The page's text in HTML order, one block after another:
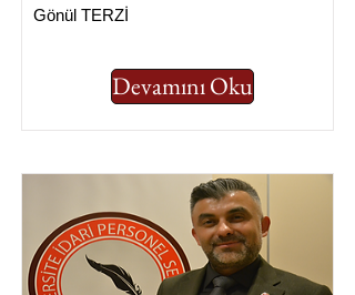
Gönül TERZİ
Devamını Oku